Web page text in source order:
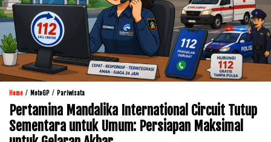
Home / MotoGP / Pariwisata
Pertamina Mandalika International Circuit Tutup
Sementara untuk Umum: Persiapan Maksimal